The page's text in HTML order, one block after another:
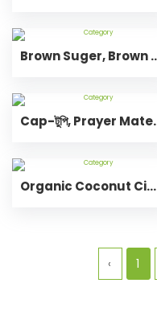
Brown Suger, Brown Rice,
Cap-টুপি,
Organic Coconut Cider Vinegar-অর্গানিক কোকোনাট সিডার ভিনেগার
‹ 1